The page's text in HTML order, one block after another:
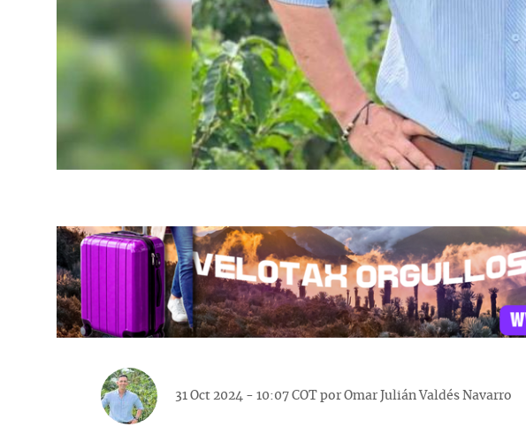
31 Oct 2024 - 10:07 COT por Omar Julián Valdés Navarro